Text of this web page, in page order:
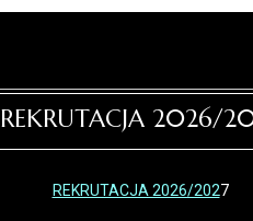
REKRUTACJA 2026/
REKRUTACJA 2026/2027